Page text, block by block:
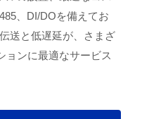
、DI/DOを備えてお
送と低遅延が、さまざ
ョンに最適なサービス